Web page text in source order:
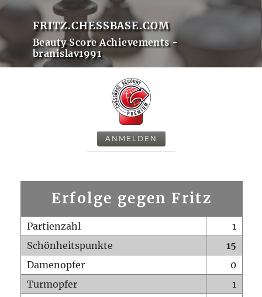
FRITZ.CHESSBASE.COM
Beauty Score Achievements -
branislav1991
ANMELDEN
Erfolge gegen Fritz
Partienzahl
1
Schönheitspunkte
15
Damenopfer
0
Turmopfer
1